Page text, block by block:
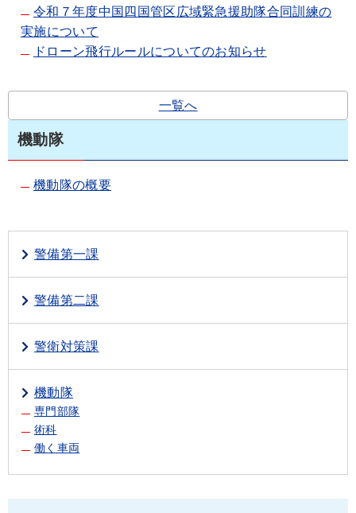
令和７年度中国四国管区広域緊急援助隊合同訓練の
実施について
ドローン飛行ルールについてのお知らせ
一覧へ
機動隊
機動隊の概要
警備第一課
警備第二課
警衛対策課
機動隊
専門部隊
術科
働く車両